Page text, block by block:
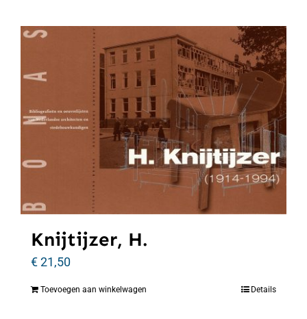
Knijtijzer, H.
€21,50
Toevoegen aan winkelwagen Details